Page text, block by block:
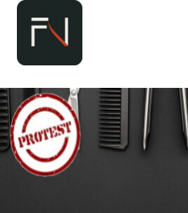
Zum
springen